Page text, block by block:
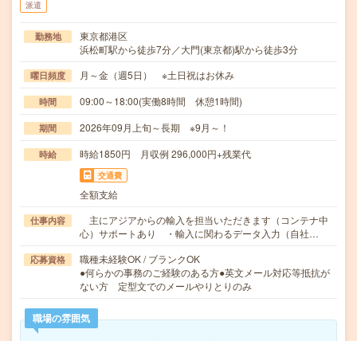
派遣
勤務地
東京都港区
浜松町駅から徒歩7分／大門(東京都)駅から徒歩3分
曜日頻度 月～金（週5日） ※土日祝はお休み
時間 09:00～18:00(実働8時間 休憩1時間)
期間 2026年09月上旬～長期 ※9月～！
時給 時給1850円 月収例 296,000円+残業代
交通費
全額支給
仕事内容
主にアジアからの輸入を担当いただきます（コンテナ中
心）サポートあり ・輸入に関わるデータ入力（自社…
応募資格
職種未経験OK / ブランクOK
●何らかの事務のご経験のある方●英文メール対応等抵抗が
ない方 定型文でのメールやりとりのみ
職場の雰囲気